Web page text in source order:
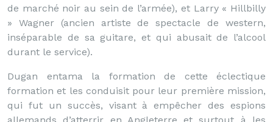
de marché noir au sein de l’armée), et Larry « Hillbilly
» Wagner (ancien artiste de spectacle de western,
inséparable de sa guitare, et qui abusait de l’alcool
durant le service).
Dugan entama la formation de cette éclectique
formation et les conduisit pour leur première mission,
qui fut un succès, visant à empêcher des espions